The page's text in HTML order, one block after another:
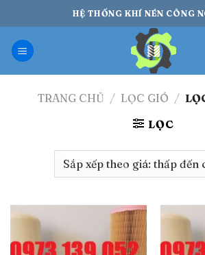
qua
nội
dung
HỆ THỐNG KHÍ NÉN CÔNG
TRANG CHỦ / LỌC GIÓ /
LỌC